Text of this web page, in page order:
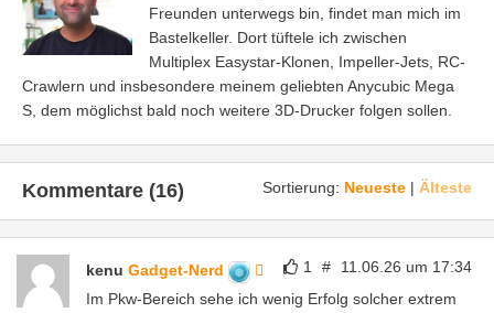
Freunden unterwegs bin, findet man mich im
Bastelkeller. Dort tüftele ich zwischen
Multiplex Easystar-Klonen, Impeller-Jets, RC-
Crawlern und insbesondere meinem geliebten Anycubic Mega
S, dem möglichst bald noch weitere 3D-Drucker folgen sollen.
Sortierung: Neueste | Älteste
Kommentare (16)
1 # 11.06.26 um 17:34
kenu Gadget-Nerd
Im Pkw-Bereich sehe ich wenig Erfolg solcher extrem